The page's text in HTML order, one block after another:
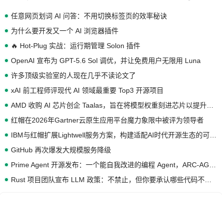
任意网页划词 AI 问答：不用切换标签页的效率秘诀
为什么要开发又一个 AI 浏览器插件
🔥 Hot-Plug 实战：运行期管理 Solon 插件
OpenAI 宣布为 GPT-5.6 Sol 调优，并让免费用户无限用 Luna
许多顶级实验室的人现在几乎不读论文了
xAI 前工程师评现代 AI 领域最重要 Top3 开源项目
红帽在2026年Gartner云原生应用平台魔力象限中被评为领导者
GitHub 再次爆发大规模服务降级